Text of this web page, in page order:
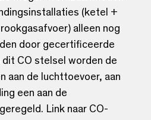
(ketel +
alleen nog
door gecertificeerde
CO stelsel worden de
aan de luchttoevoer, aan
een aan de
Link naar CO-